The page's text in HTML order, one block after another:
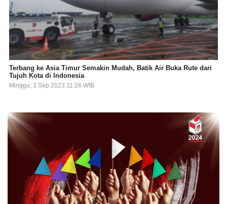
Terbang ke Asia Timur Semakin Mudah, Batik Air Buka Rute dari
Tujuh Kota di Indonesia
Minggu, 3 Sep 2023 11:26 WIB